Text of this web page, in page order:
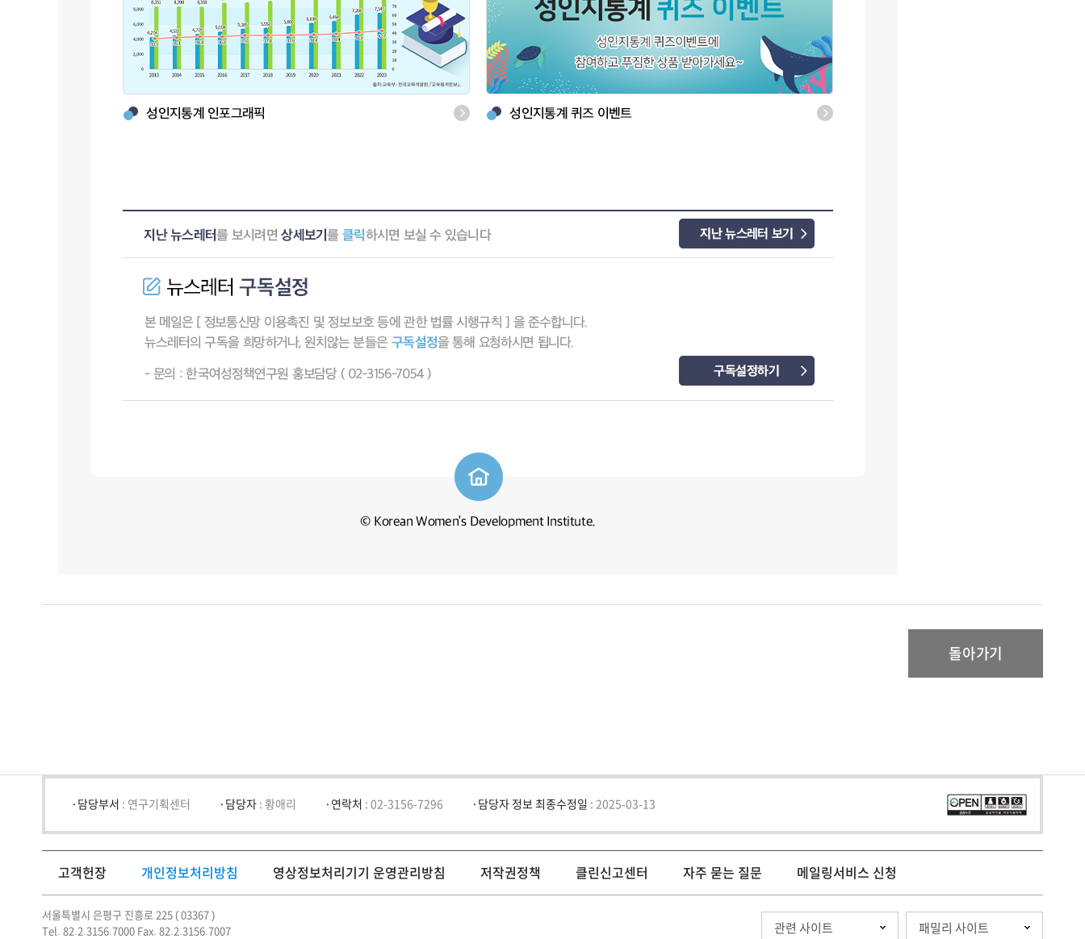
돌아가기
담당부서 : 연구기획센터 담당자 : 황애리 연락처 : 02-3156-7296 담당자 정보 최종수정일 : 2025-03-13
고객헌장 개인정보처리방침 영상정보처리기기 운영관리방침 저작권정책 클린신고센터 자주 묻는 질문 메일링서비스 신청
관련 사이트 패밀리 사이트
서울특별시 은평구 진흥로 225 ( 03367 )
Tel. 82.2.3156.7000 Fax. 82.2.3156.7007